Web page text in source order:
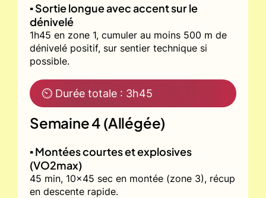
▪️ Sortie longue avec accent sur le
dénivelé
1h45 en zone 1, cumuler au moins 500 m de
dénivelé positif, sur sentier technique si
possible.
⏲ Durée totale : 3h45
Semaine 4 (Allégée)
▪️ Montées courtes et explosives
(VO2max)
45 min, 10x45 sec en montée (zone 3), récup
en descente rapide.